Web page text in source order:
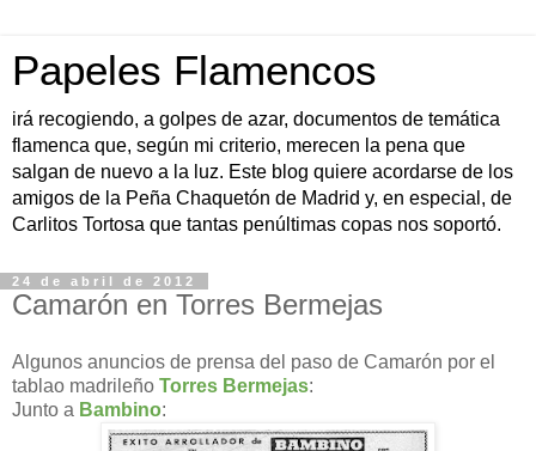
Papeles Flamencos
irá recogiendo, a golpes de azar, documentos de temática
flamenca que, según mi criterio, merecen la pena que
salgan de nuevo a la luz. Este blog quiere acordarse de los
amigos de la Peña Chaquetón de Madrid y, en especial, de
Carlitos Tortosa que tantas penúltimas copas nos soportó.
24 de abril de 2012
Camarón en Torres Bermejas
Algunos anuncios de prensa del paso de Camarón por el
tablao madrileño Torres Bermejas:
Junto a Bambino: